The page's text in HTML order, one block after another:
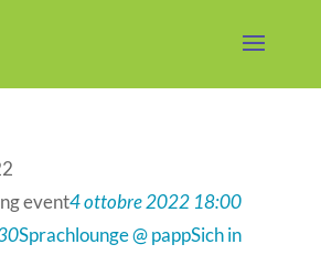
event4 ottobre 2022 18:00
Sprachlounge @ pappSich in